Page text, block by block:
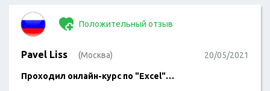
менеджером). Теперь я, собственно, ответственен за
обучение персонала и знания пригодились мне с
первого дня в новой должности. По…
Положительный отзыв
Pavel Liss (Москва) 20/05/2021
Проходил онлайн-курс по "Excel"…